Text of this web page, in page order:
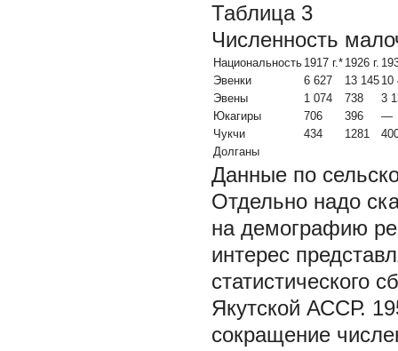
Таблица 3
Численность
Национальность 1917 г.* 1926 г.
Эвенки
6 627 13 145 10
Эвены
1 074 738
3
Юкагиры
706 396
—
Чукчи
434 1281
Долганы
Данные по
Отдельно надо
на демографию
интерес
статистического
Якутской АССР.
сокращение